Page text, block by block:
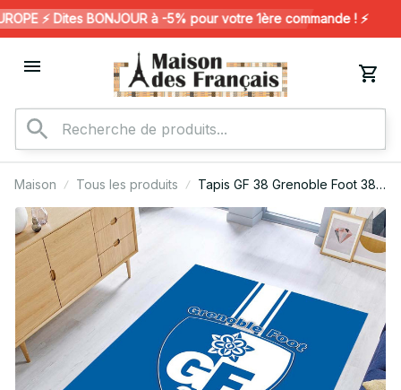
⚡️ Dites BONJOUR à -5% pour votre 1ère commande ! ⚡️
Maison Tous les produits
Tapis GF 38 Grenoble Foot 38
FC 08